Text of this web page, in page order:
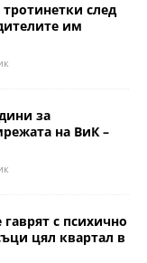
след
им
за
на ВиК –
с психично
цял квартал в